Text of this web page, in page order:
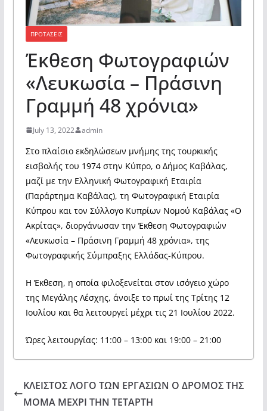
ΠΡΟΤΑΣΕΙΣ
Έκθεση Φωτογραφιών
«Λευκωσία – Πράσινη
Γραμμή 48 χρόνια»
July 13, 2022 admin
Στο πλαίσιο εκδηλώσεων μνήμης της τουρκικής
εισβολής του 1974 στην Κύπρο, ο Δήμος Καβάλας,
μαζί με την Ελληνική Φωτογραφική Εταιρία
(Παράρτημα Καβάλας), τη Φωτογραφική Εταιρία
Κύπρου και τον Σύλλογο Κυπρίων Νομού Καβάλας «Ο
Ακρίτας», διοργάνωσαν την Έκθεση Φωτογραφιών
«Λευκωσία – Πράσινη Γραμμή 48 χρόνια», της
Φωτογραφικής Σύμπραξης Ελλάδας-Κύπρου.
Η Έκθεση, η οποία φιλοξενείται στον ισόγειο χώρο
της Μεγάλης Λέσχης, άνοιξε το πρωί της Τρίτης 12
Ιουλίου και θα λειτουργεί μέχρι τις 21 Ιουλίου 2022.
Ώρες λειτουργίας: 11:00 – 13:00 και 19:00 – 21:00
ΚΛΕΙΣΤΟΣ ΛΟΓΟ ΤΩΝ ΕΡΓΑΣΙΩΝ Ο ΔΡΟΜΟΣ ΤΗΣ
ΜΟΜΑ ΜΕΧΡΙ ΤΗΝ ΤΕΤΑΡΤΗ